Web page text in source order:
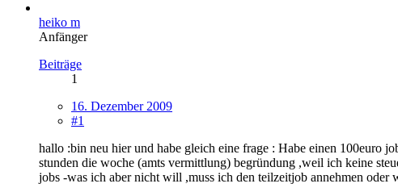
heiko m
Anfänger
Beiträge
1
16. Dezember 2009
#1
hallo :bin neu hier und habe gleich eine frage : Habe einen 100euro
stunden die woche (amts vermittlung) begründung ,weil ich keine
jobs -was ich aber nicht will ,muss ich den teilzeitjob annehmen oder